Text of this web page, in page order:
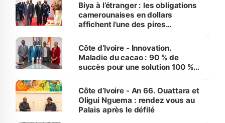
Biya à l’étranger : les obligations
camerounaises en dollars
affichent l’une des pires
Côte d’Ivoire - Innovation.
Maladie du cacao : 90 % de
succès pour une solution 100 %
Côte d’Ivoire - An 66. Ouattara et
Oligui Nguema : rendez vous au
Palais après le défilé